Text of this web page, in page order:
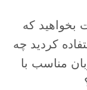
بخواهید که
کردید چه
مناسب با